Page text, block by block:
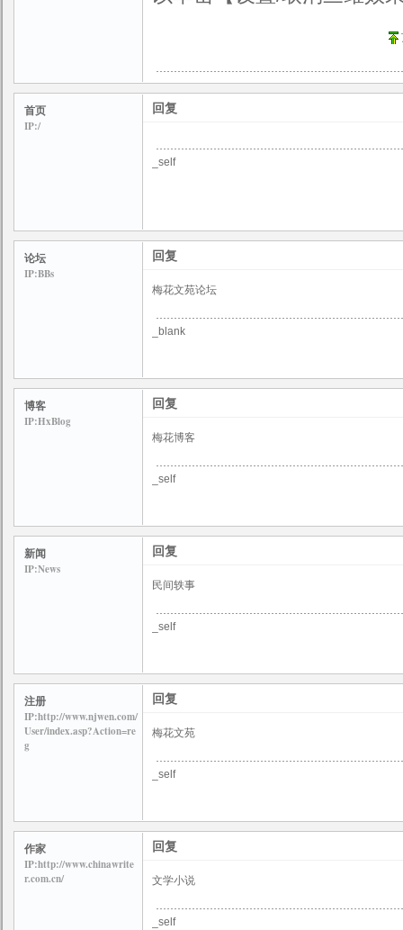
首页
IP:/
回复
_self
论坛
IP:BBs
回复
梅花文苑论坛
_blank
博客
IP:HxBlog
回复
梅花博客
_self
新闻
IP:News
回复
民间轶事
_self
注册
IP:http://www.njwen.com/
User/index.asp?Action=re
g
回复
梅花文苑
_self
作家
IP:http://www.chinawrite
r.com.cn/
回复
文学小说
_self